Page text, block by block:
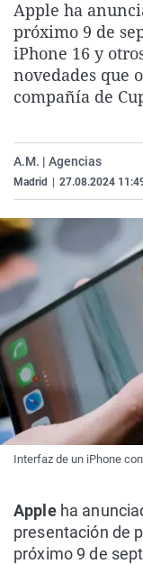
Apple ha
próximo 9 de
iPhone 16 y
novedades que
compañía de
A.M. | Agencias
Madrid 27.08.2024
Interfaz de un iPhone
Apple ha
presentación de
próximo 9 de